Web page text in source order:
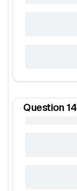
Question 14